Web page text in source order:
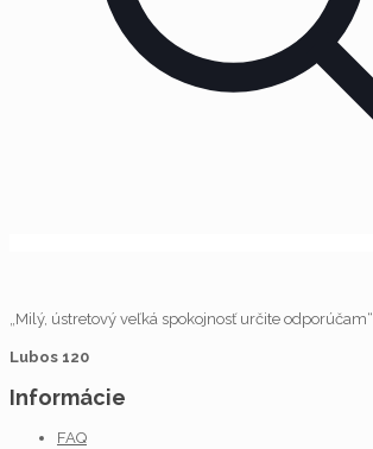
„Milý, ústretový veľká spokojnosť určite odporúčam“
Lubos 120
Informácie
FAQ